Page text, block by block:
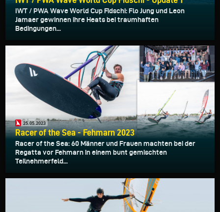
IWT / PWA Wave World Cup Fidschi: Flo Jung und Leon
Jamaer gewinnen ihre Heats bei traumhaften
Bedingungen...
25.05.2023
Racer of the Sea - Fehmarn 2023
Racer of the Sea: 60 Männer und Frauen machten bei der
Regatta vor Fehmarn in einem bunt gemischten
Teilnehmerfeld...